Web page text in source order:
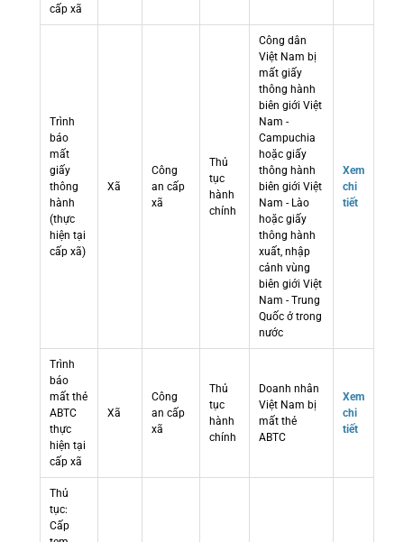
cấp xã
Trình
báo
mất
giấy
thông
hành
(thực
hiện tại
cấp xã)
Xã
Công
an cấp
xã
Thủ
tục
hành
chính
Công dân
Việt Nam bị
mất giấy
thông hành
biên giới Việt
Nam -
Campuchia
hoặc giấy
thông hành
biên giới Việt
Nam - Lào
hoặc giấy
thông hành
xuất, nhập
cảnh vùng
biên giới Việt
Nam - Trung
Quốc ở trong
nước
Xem
chi
tiết
Trình
báo
mất thẻ
ABTC
thực
hiện tại
cấp xã
Xã
Công
an cấp
xã
Thủ
tục
hành
chính
Doanh nhân
Việt Nam bị
mất thẻ
ABTC
Xem
chi
tiết
Thủ
tục:
Cấp